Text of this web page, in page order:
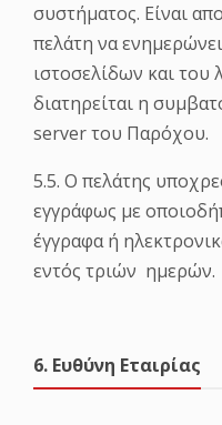
συστήματος. Είναι
πελάτη να
ιστοσελίδων και του
διατηρείται η
server του Παρόχου.
5.5. Ο πελάτης
εγγράφως με
έγγραφα ή
εντός τριών ημερών.
6. Ευθύνη Εταιρίας